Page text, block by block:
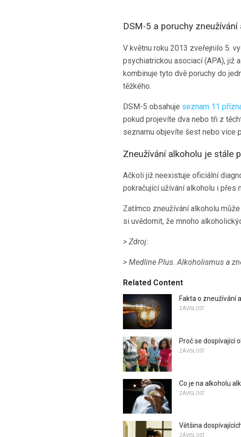
DSM-5 a poruchy zneužívání
V květnu roku 2013 zveřejnilo 5.
psychiatrickou asociací (APA), již
kombinuje tyto dvě poruchy do
těžkého.
DSM-5 obsahuje seznam 11
pokud projevíte dva nebo tři z
seznamu objevíte šest nebo více
Zneužívání alkoholu je stále
Ačkoli již neexistuje oficiální
pokračující užívání alkoholu i přes
Zatímco zneužívání alkoholu
si uvědomit, že mnoho
> Zdroj:
> Medline Plus. Alkoholismus a
Related Content
Fakta o zneužívání
ZÁVISLOST
Proč se dospívající
ZÁVISLOST
Co je na alkoholu
ZÁVISLOST
Většina
ZÁVISLOST